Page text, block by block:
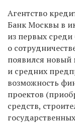
Агентство
Банк Москвы в
из первых
о
появился
и средних
возможность
проектов
средств,